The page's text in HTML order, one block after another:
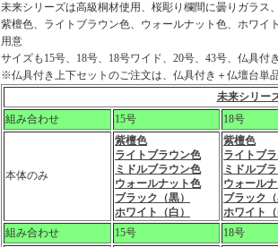
未来シリーズは高級桐材使用、桜彫り欄間に曇りガラス
紫檀色、ライトブラウン色、ウォールナット色、ホワイ
用意
サイズも15号、18号、18号ワイド、20号、43号、仏具付
※仏具付き上下セットのご注文は、仏具付き＋仏壇台単
未来シリー
組み合わせ
15号 18号
本体のみ
紫檀色
ライトブラウン色
ミドルブラウン色
ウォールナット色
ブラック（黒）
ホワイト（白）
紫檀色
ライトブ
ミドルブ
ウォール
ブラック（
ホワイト（
組み合わせ
15号 18号